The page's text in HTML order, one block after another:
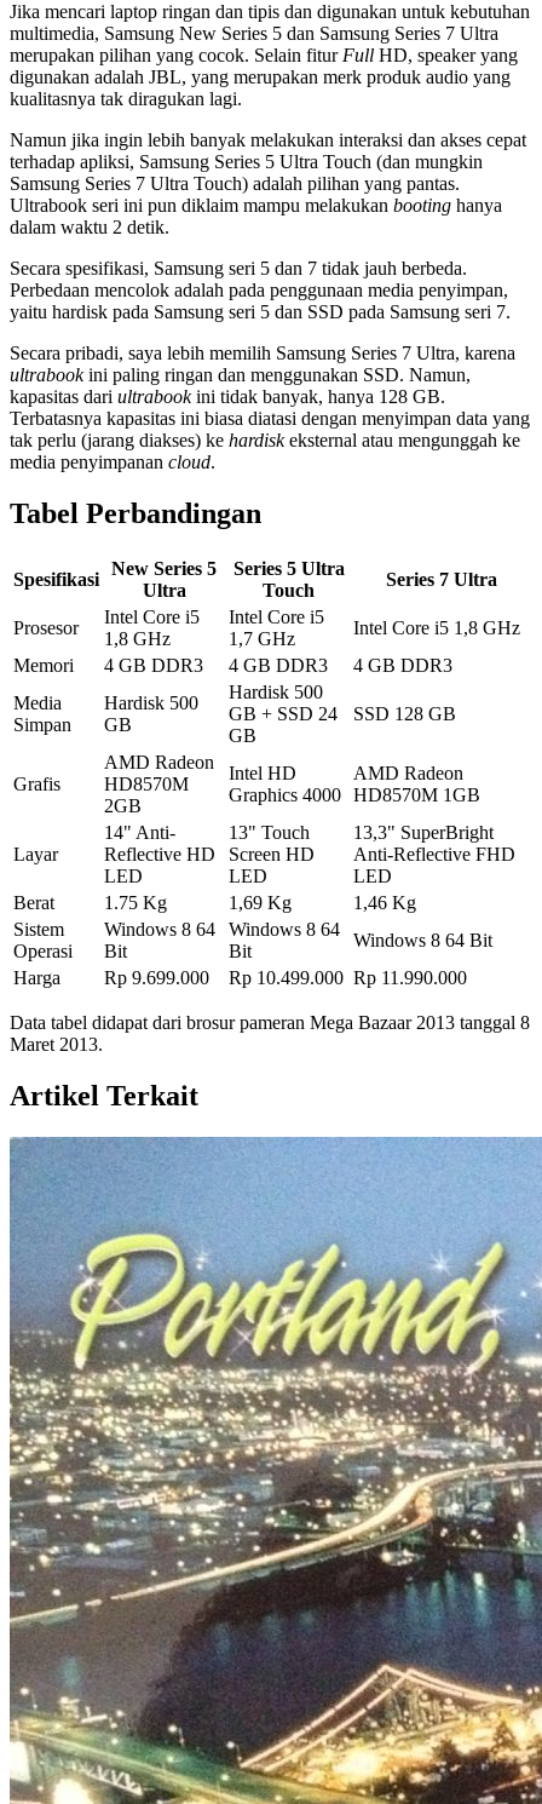
Jika mencari laptop ringan dan tipis dan digunakan untuk kebutuhan
multimedia, Samsung New Series 5 dan Samsung Series 7 Ultra
merupakan pilihan yang cocok. Selain fitur Full HD, speaker yang
digunakan adalah JBL, yang merupakan merk produk audio yang
kualitasnya tak diragukan lagi.
Namun jika ingin lebih banyak melakukan interaksi dan akses cepat
terhadap apliksi, Samsung Series 5 Ultra Touch (dan mungkin
Samsung Series 7 Ultra Touch) adalah pilihan yang pantas.
Ultrabook seri ini pun diklaim mampu melakukan booting hanya
dalam waktu 2 detik.
Secara spesifikasi, Samsung seri 5 dan 7 tidak jauh berbeda.
Perbedaan mencolok adalah pada penggunaan media penyimpan,
yaitu hardisk pada Samsung seri 5 dan SSD pada Samsung seri 7.
Secara pribadi, saya lebih memilih Samsung Series 7 Ultra, karena
ultrabookini paling ringan dan menggunakan SSD. Namun,
kapasitas dari ultrabookini tidak banyak, hanya 128 GB.
Terbatasnya kapasitas ini biasa diatasi dengan menyimpan data yang
tak perlu (jarang diakses) ke hardiskeksternal atau mengunggah ke
media penyimpanan cloud.
Tabel Perbandingan
Spesifikasi
New Series 5
Ultra
Series 5 Ultra
Touch
Series 7 Ultra
Prosesor
Intel Core i5
1,8 GHz
Intel Core i5
1,7 GHz
Intel Core i5 1,8 GHz
Memori
4 GB DDR3 4 GB DDR3
4 GB DDR3
Media
Simpan
Hardisk 500
GB
Hardisk 500
GB + SSD 24
GB
SSD 128 GB
Grafis
AMD Radeon
HD8570M
2GB
Intel HD
Graphics 4000
AMD Radeon
HD8570M 1GB
Layar
14" Anti-
Reflective HD
LED
13" Touch
Screen HD
LED
13,3" SuperBright
Anti-Reflective FHD
LED
Berat
1.75 Kg 1,69 Kg
1,46 Kg
Sistem
Operasi
Windows 8 64
Bit
Windows 8 64
Bit
Windows 8 64 Bit
Harga
Rp 9.699.000 Rp 10.499.000 Rp 11.990.000
Data tabel didapat dari brosur pameran Mega Bazaar 2013 tanggal 8
Maret 2013.
Artikel Terkait